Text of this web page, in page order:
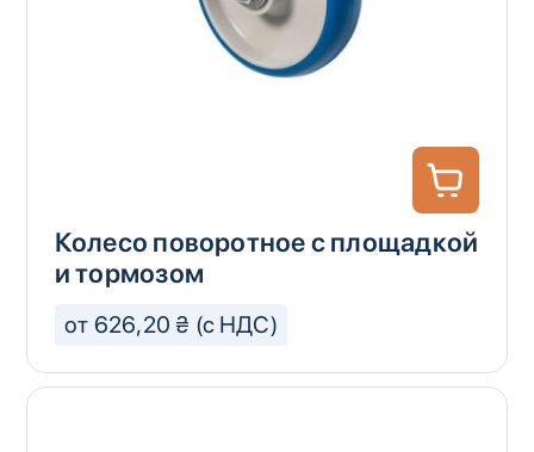
Колесо поворотное с площадкой
и тормозом
от 626,20 ₴ (с НДС)